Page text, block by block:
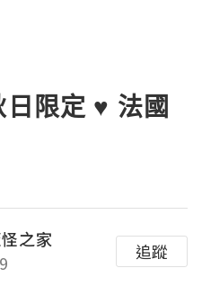
日限定 ♥ 法國
之家
追蹤